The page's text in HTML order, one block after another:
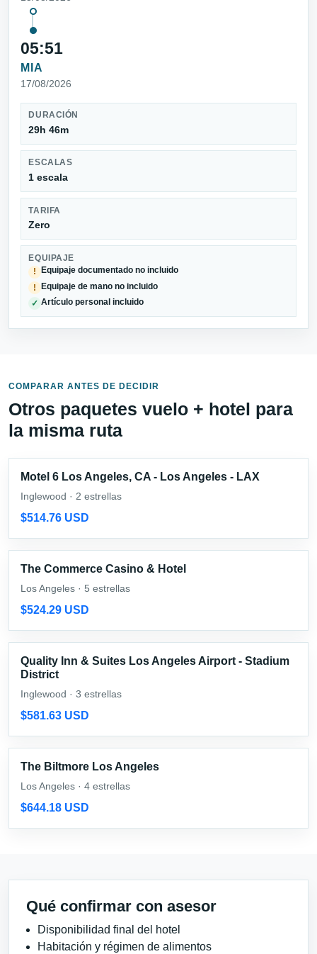
05:51
MIA
17/08/2026
DURACIÓN
29h 46m
ESCALAS
1 escala
TARIFA
Zero
EQUIPAJE
!
Equipaje documentado no incluido
! Equipaje de mano no incluido
✓ Artículo personal incluido
COMPARAR ANTES DE DECIDIR
Otros paquetes vuelo + hotel para
la misma ruta
Motel 6 Los Angeles, CA - Los Angeles - LAX
Inglewood · 2 estrellas
$514.76 USD
The Commerce Casino & Hotel
Los Angeles · 5 estrellas
$524.29 USD
Quality Inn & Suites Los Angeles Airport - Stadium
District
Inglewood · 3 estrellas
$581.63 USD
The Biltmore Los Angeles
Los Angeles · 4 estrellas
$644.18 USD
Qué confirmar con asesor
Disponibilidad final del hotel
Habitación y régimen de alimentos